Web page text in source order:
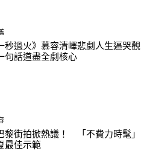
秒過火》慕容清嶧悲劇人生逼哭觀
話道盡全劇核心
黎街拍掀熱議！ 「不費力時髦」
最佳示範